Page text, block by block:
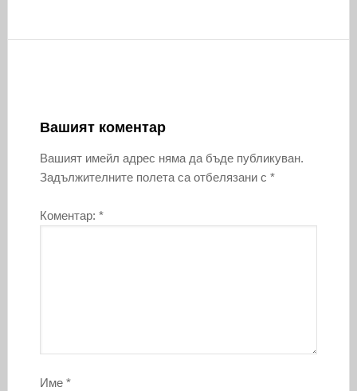
Вашият коментар
Вашият имейл адрес няма да бъде публикуван.
Задължителните полета са отбелязани с *
Коментар: *
Име *